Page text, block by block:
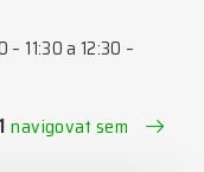
– 11:30 a 12:30 –
navigovat sem